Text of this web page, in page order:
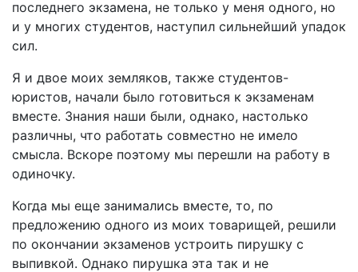
последнего экзамена, не только у меня одного, но
и у многих студентов, наступил сильнейший упадок
сил.
Я и двое моих земляков, также студентов-
юристов, начали было готовиться к экзаменам
вместе. Знания наши были, однако, настолько
различны, что работать совместно не имело
смысла. Вскоре поэтому мы перешли на работу в
одиночку.
Когда мы еще занимались вместе, то, по
предложению одного из моих товарищей, решили
по окончании экзаменов устроить пирушку с
выпивкой. Однако пирушка эта так и не